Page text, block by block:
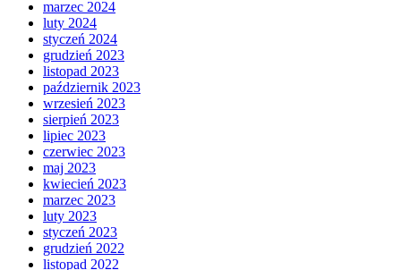
marzec 2024
luty 2024
styczeń 2024
grudzień 2023
listopad 2023
październik 2023
wrzesień 2023
sierpień 2023
lipiec 2023
czerwiec 2023
maj 2023
kwiecień 2023
marzec 2023
luty 2023
styczeń 2023
grudzień 2022
listopad 2022